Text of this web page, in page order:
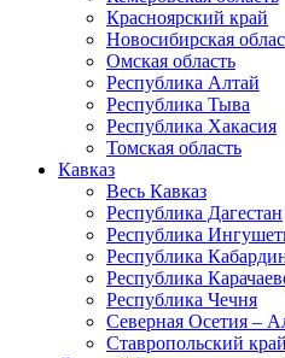
Красноярский край
Новосибирская
Омская область
Республика Алтай
Республика Тыва
Республика Хакасия
Томская область
Кавказ
Весь Кавказ
Республика Дагестан
Республика
Республика
Республика
Республика Чечня
Северная Осетия –
Ставропольский край